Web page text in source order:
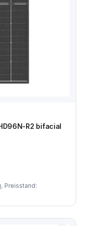
R2 bifacial
. Preisstand: